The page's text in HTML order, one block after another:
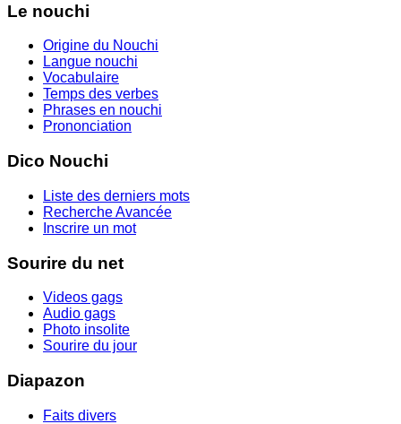
Le nouchi
Origine du Nouchi
Langue nouchi
Vocabulaire
Temps des verbes
Phrases en nouchi
Prononciation
Dico Nouchi
Liste des derniers mots
Recherche Avancée
Inscrire un mot
Sourire du net
Videos gags
Audio gags
Photo insolite
Sourire du jour
Diapazon
Faits divers